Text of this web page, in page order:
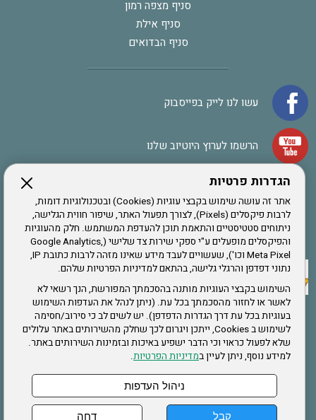
הגדרות פרטיות
אתר זה עושה שימוש בקבצי עוגיות (Cookies) ובטכנולוגיות דומות,
לרבות פיקסלים (Pixels), לצורך תפעול האתר, שיפור חווית הגלישה,
ניתוחים סטטיסטיים והתאמת תוכן להעדפת המשתמש. חלק מהעוגיות
והפיקסלים מופעלים ע"י ספקי שירות צד שלישי (Google Analytics,
Meta Pixel וכו'), שעשויים לעבד מידע שאינו מזהה לרבות כתובת IP,
נתוני דפדפן והרגלי גלישה, בהתאם למדיניות הפרטיות שלהם.
השימוש בקבצי העוגיות מותנה בהסכמתך המפורשת, הנך רשאי לא
לאשר או לחזור מהסכמתך בכל עת. (ניתן לנהל את העדפות השימוש
בעוגיות בכל עת דרך הגדרות הדפדפן). יש לשים לב כי סירוב/חסימה
לשימוש ב Cookies, ייתכן ויגרום לכך שחלק מהשירותים באתר עלולים
שלא לפעול כראוי וכי הדבר ישפיע באיכות ובזמינות השירותים באתר.
למידע נוסף, ניתן לעיין במדיניות הפרטיות.
קבל דחה
ניהול העדפות
סניף מצפה רמון
סניף אילת
סניף הבדואים
עשו לנו לייק בפייסבוק
הרשמו לערוץ היוטיוב שלנו
אתר צה"ל
תקנון האתר
שירותים
תעסוקה
בריאות